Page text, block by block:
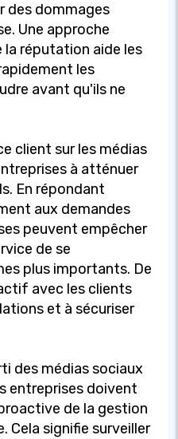
des dommages
Une approche
réputation aide les
les
avant qu'ils ne
client sur les médias
à atténuer
En répondant
aux demandes
peuvent empêcher
de se
plus importants. De
avec les clients
et à sécuriser
des médias sociaux
entreprises doivent
de la gestion
Cela signifie surveiller